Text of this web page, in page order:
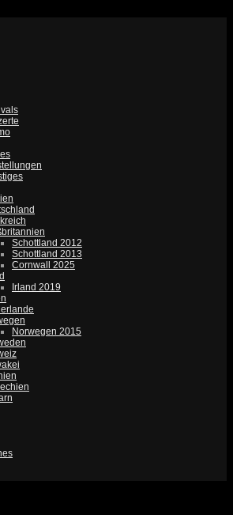
Schottland 2012
Schottland 2013
Cornwall 2025
Irland 2019
Norwegen 2015